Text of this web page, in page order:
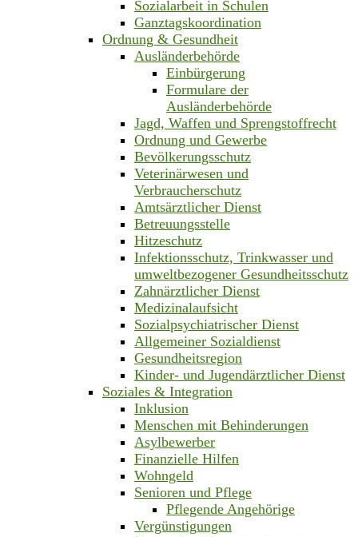
Sozialarbeit in Schulen
Ganztagskoordination
Ordnung & Gesundheit
Ausländerbehörde
Einbürgerung
Formulare der
Ausländerbehörde
Jagd, Waffen und Sprengstoffrecht
Ordnung und Gewerbe
Bevölkerungsschutz
Veterinärwesen und
Verbraucherschutz
Amtsärztlicher Dienst
Betreuungsstelle
Hitzeschutz
Infektionsschutz, Trinkwasser und
umweltbezogener Gesundheitsschutz
Zahnärztlicher Dienst
Medizinalaufsicht
Sozialpsychiatrischer Dienst
Allgemeiner Sozialdienst
Gesundheitsregion
Kinder- und Jugendärztlicher Dienst
Soziales & Integration
Inklusion
Menschen mit Behinderungen
Asylbewerber
Finanzielle Hilfen
Wohngeld
Senioren und Pflege
Pflegende Angehörige
Vergünstigungen